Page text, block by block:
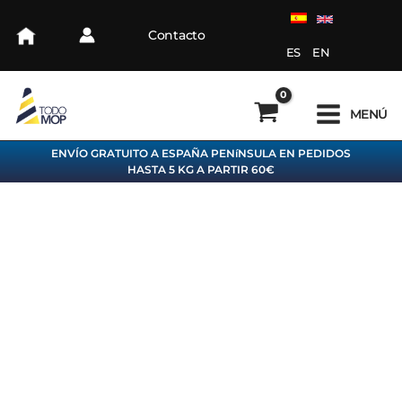
Contacto
ES EN
MENÚ
ENVÍO GRATUITO A ESPAÑA PENíNSULA EN PEDIDOS
HASTA 5 KG A PARTIR 60€